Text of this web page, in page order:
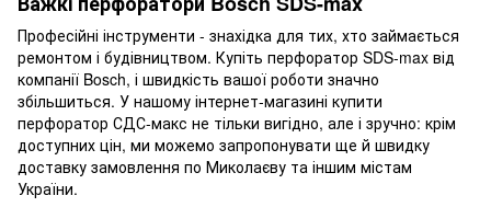
Професійні інструменти - знахідка для тих, хто займається
ремонтом і будівництвом. Купіть перфоратор SDS-max від
компанії Bosch, і швидкість вашої роботи значно
збільшиться. У нашому інтернет-магазині купити
перфоратор СДС-макс не тільки вигідно, але і зручно: крім
доступних цін, ми можемо запропонувати ще й швидку
доставку замовлення по Миколаєву та іншим містам
України.